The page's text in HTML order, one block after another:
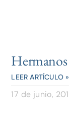
LEER ARTÍCULO »
17 de junio,